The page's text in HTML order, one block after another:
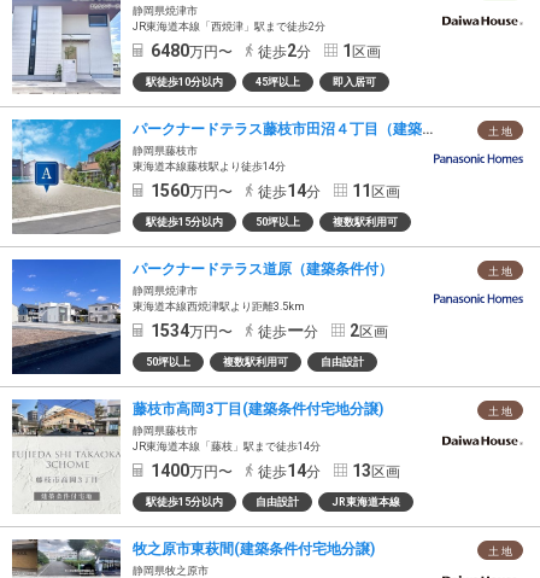
静岡県焼津市
JR東海道本線「西焼津」駅まで徒歩2分
6480万円〜 徒歩2分 1 区画
駅徒歩10分以内 45坪以上 即入居可
土 地
パークナードテラス藤枝市田沼４丁目（建築条件付）
静岡県藤枝市
東海道本線藤枝駅より徒歩14分
1560万円〜 徒歩14分 11 区画
駅徒歩15分以内 50坪以上 複数駅利用可
土 地
パークナードテラス道原（建築条件付）
静岡県焼津市
東海道本線西焼津駅より距離3.5km
1534万円〜 徒歩ー分 2区画
50坪以上 複数駅利用可 自由設計
土 地
藤枝市高岡3丁目(建築条件付宅地分譲)
静岡県藤枝市
JR東海道本線「藤枝」駅まで徒歩14分
1400万円〜 徒歩14分 13 区画
駅徒歩15分以内 自由設計 JR東海道本線
土 地
牧之原市東萩間(建築条件付宅地分譲)
静岡県牧之原市